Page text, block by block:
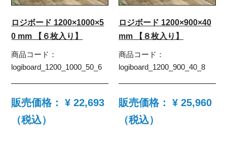
ロジボード 1200×1000×5
0 mm 【６枚入り】
商品コード：
logiboard_1200_1000_50_6
販売価格：
¥ 22,693
（税込）
ロジボード 1200×900×40
mm 【８枚入り】
商品コード：
logiboard_1200_900_40_8
販売価格：
¥ 25,960
（税込）